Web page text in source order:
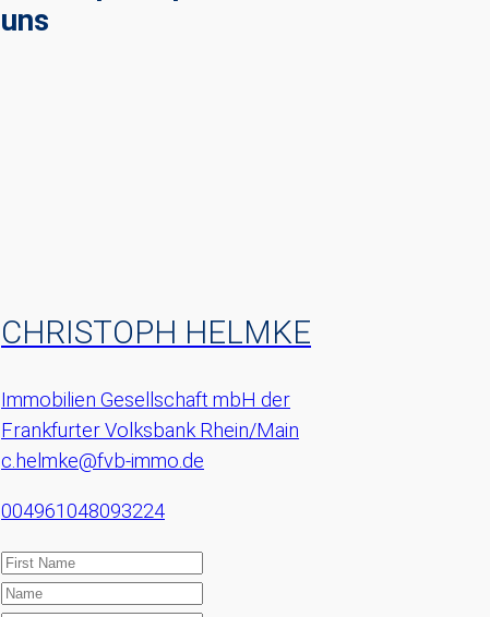
uns
CHRISTOPH HELMKE
Immobilien Gesellschaft mbH der
Frankfurter Volksbank Rhein/Main
c.helmke@fvb-immo.de
004961048093224